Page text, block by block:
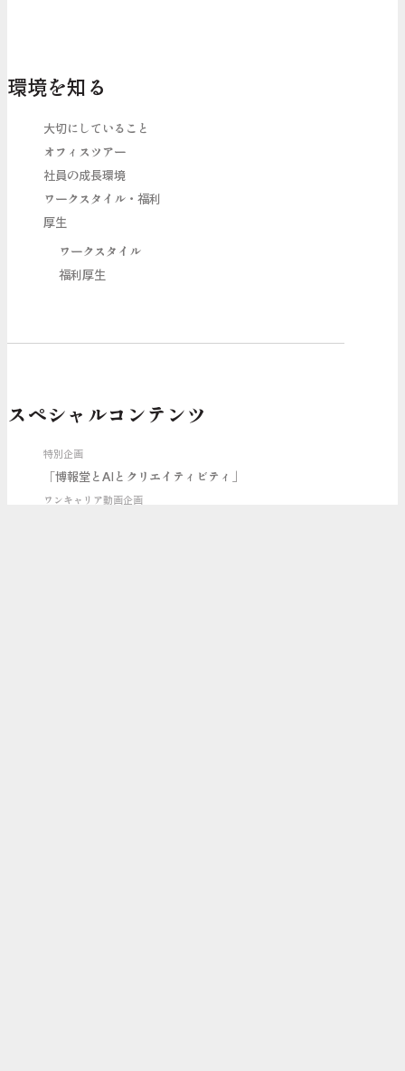
環境を知る
大切にしていること
オフィスツアー
社員の成長環境
ワークスタイル・福利
厚生
ワークスタイル
福利厚生
スペシャルコンテンツ
特別企画
「博報堂とAIとクリエイティビティ」
ワンキャリア動画企画